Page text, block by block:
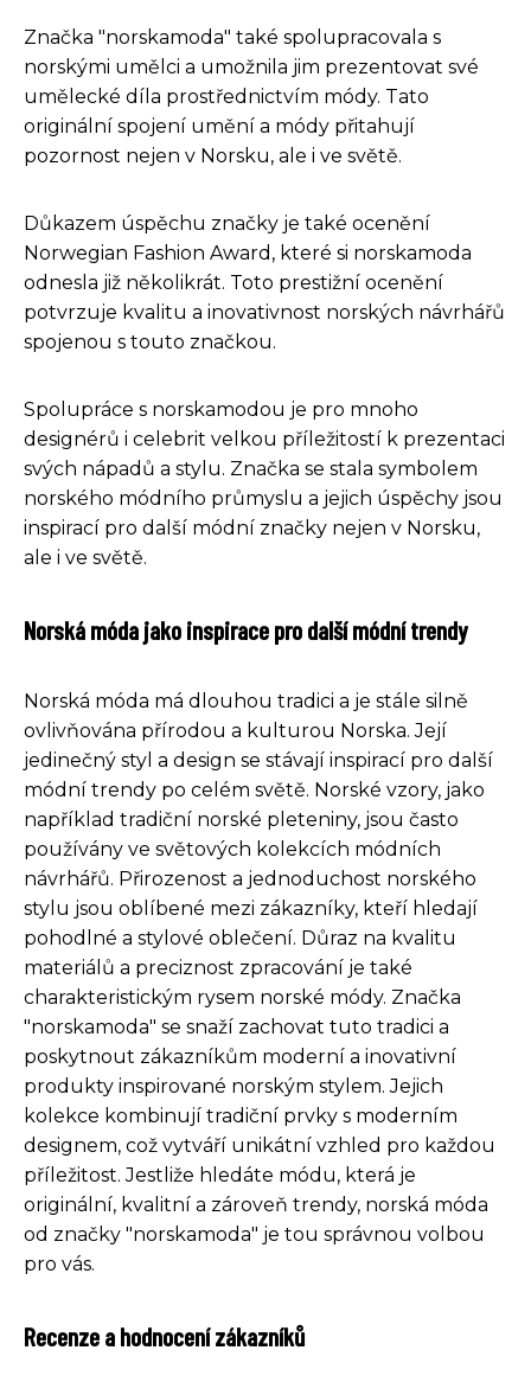
Značka "norskamoda" také spolupracovala s
norskými umělci a umožnila jim prezentovat své
umělecké díla prostřednictvím módy. Tato
originální spojení umění a módy přitahují
pozornost nejen v Norsku, ale i ve světě.
Důkazem úspěchu značky je také ocenění
Norwegian Fashion Award, které si norskamoda
odnesla již několikrát. Toto prestižní ocenění
potvrzuje kvalitu a inovativnost norských návrhářů
spojenou s touto značkou.
Spolupráce s norskamodou je pro mnoho
designérů i celebrit velkou příležitostí k prezentaci
svých nápadů a stylu. Značka se stala symbolem
norského módního průmyslu a jejich úspěchy jsou
inspirací pro další módní značky nejen v Norsku,
ale i ve světě.
Norská móda jako inspirace pro další módní trendy
Norská móda má dlouhou tradici a je stále silně
ovlivňována přírodou a kulturou Norska. Její
jedinečný styl a design se stávají inspirací pro další
módní trendy po celém světě. Norské vzory, jako
například tradiční norské pleteniny, jsou často
používány ve světových kolekcích módních
návrhářů. Přirozenost a jednoduchost norského
stylu jsou oblíbené mezi zákazníky, kteří hledají
pohodlné a stylové oblečení. Důraz na kvalitu
materiálů a preciznost zpracování je také
charakteristickým rysem norské módy. Značka
"norskamoda" se snaží zachovat tuto tradici a
poskytnout zákazníkům moderní a inovativní
produkty inspirované norským stylem. Jejich
kolekce kombinují tradiční prvky s moderním
designem, což vytváří unikátní vzhled pro každou
příležitost. Jestliže hledáte módu, která je
originální, kvalitní a zároveň trendy, norská móda
od značky "norskamoda" je tou správnou volbou
pro vás.
Recenze a hodnocení zákazníků